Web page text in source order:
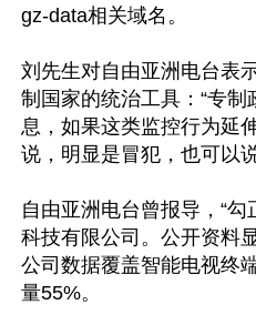
gz-data相关域名。
刘先生对自由亚洲电台表
制国家的统治工具：“专
息，如果这类监控行为延
说，明显是冒犯，也可以
自由亚洲电台曾报导，“
科技有限公司。公开资料
公司数据覆盖智能电视终
量55%。